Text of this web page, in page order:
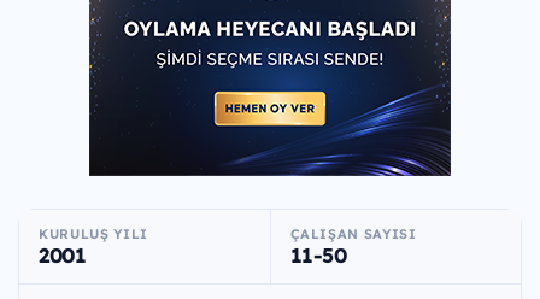
KURULUŞ YILI
2001
ÇALIŞAN SAYISI
11-50